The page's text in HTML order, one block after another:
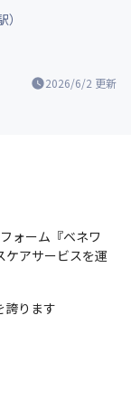
2026/6/2 更新
ォーム『ベネワ
ケアサービスを運
ります